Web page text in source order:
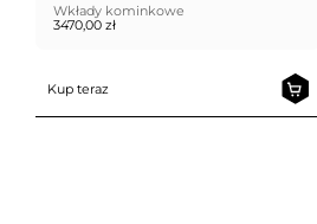
Wkłady kominkowe
3470,00 zł
Kup teraz